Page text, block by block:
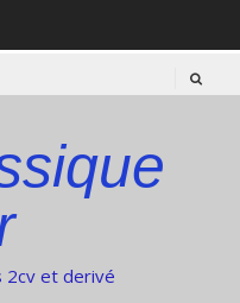
2cv et derivé